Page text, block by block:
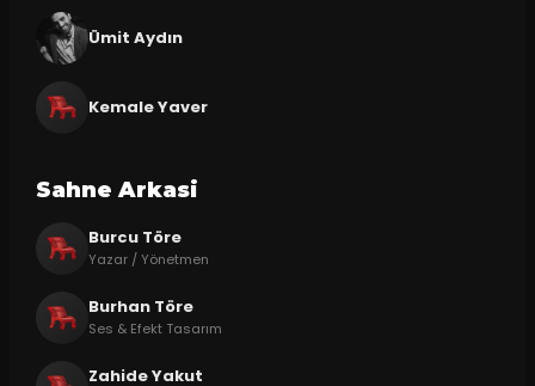
Ümit Aydın
Kemale Yaver
Sahne Arkasi
Burcu Töre
Yazar / Yönetmen
Burhan Töre
Ses & Efekt Tasarım
Zahide Yakut